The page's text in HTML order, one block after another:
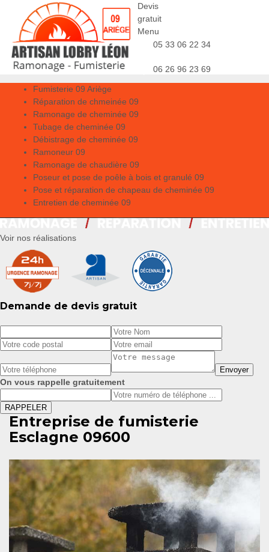
Devis
gratuit
Menu
05 33 06 22 34
06 26 96 23 69
Fumisterie 09 Ariège
Réparation de chmeinée 09
Ramonage de cheminée 09
Tubage de cheminée 09
Débistrage de cheminée 09
Ramoneur 09
Ramonage de chaudière 09
Poseur et pose de poêle à bois et granulé 09
Pose et réparation de chapeau de cheminée 09
Entretien de cheminée 09
Voir nos réalisations
Demande de devis gratuit
On vous rappelle gratuitement
Entreprise de fumisterie
Esclagne 09600